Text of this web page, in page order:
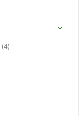
(4)